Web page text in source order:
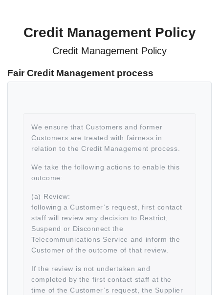
Credit Management Policy
Credit Management Policy
Fair Credit Management process
We ensure that Customers and former
Customers are treated with fairness in
relation to the Credit Management process.
We take the following actions to enable this
outcome:
(a) Review:
following a Customer’s request, first contact
staff will review any decision to Restrict,
Suspend or Disconnect the
Telecommunications Service and inform the
Customer of the outcome of that review.
If the review is not undertaken and
completed by the first contact staff at the
time of the Customer’s request, the Supplier